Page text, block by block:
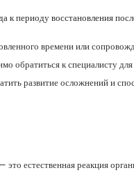
к периоду восстановления
времени или
обратиться к специалисту
развитие осложнений и
это естественная реакция